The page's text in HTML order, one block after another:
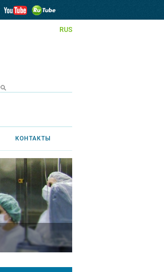
RUS
КОНТАКТЫ